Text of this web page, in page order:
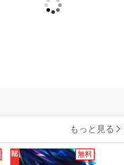
もっと見る
無料